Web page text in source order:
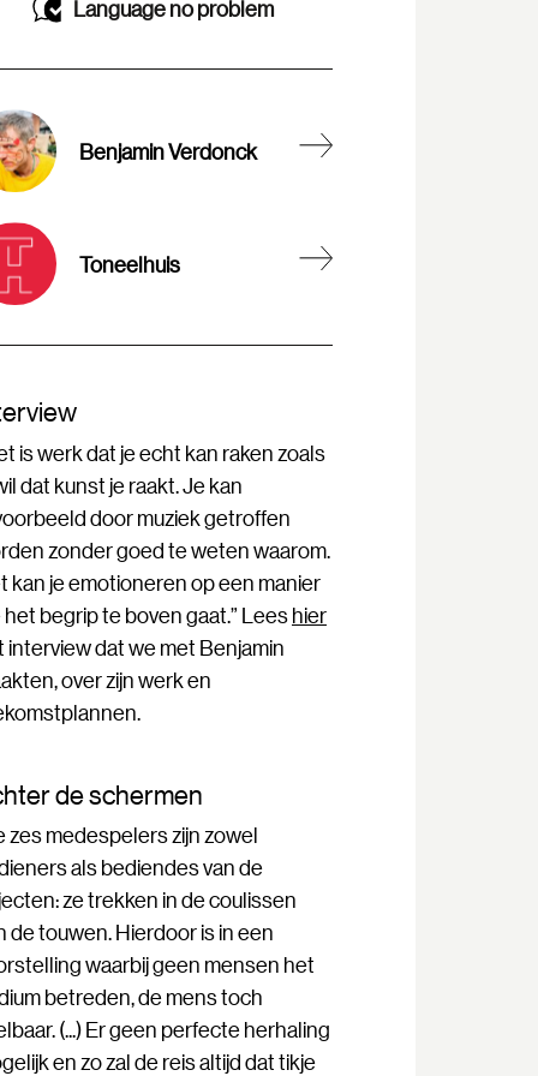
Language no problem
Benjamin Verdonck
Toneelhuis
is werk dat je echt kan raken zoals
dat kunst je raakt. Je kan
door muziek getroffen
zonder goed te weten waarom.
kan je emotioneren op een manier
het begrip te boven gaat.” Leeshier
interview dat we met Benjamin
over zijn werk en
de schermen
zes medespelers zijn zowel
als bediendes van de
ze trekken in de coulissen
de touwen. Hierdoor is in een
waarbij geen mensen het
betreden, de mens toch
(...) Er geen perfecte herhaling
en zo zal de reis altijd dat tikje